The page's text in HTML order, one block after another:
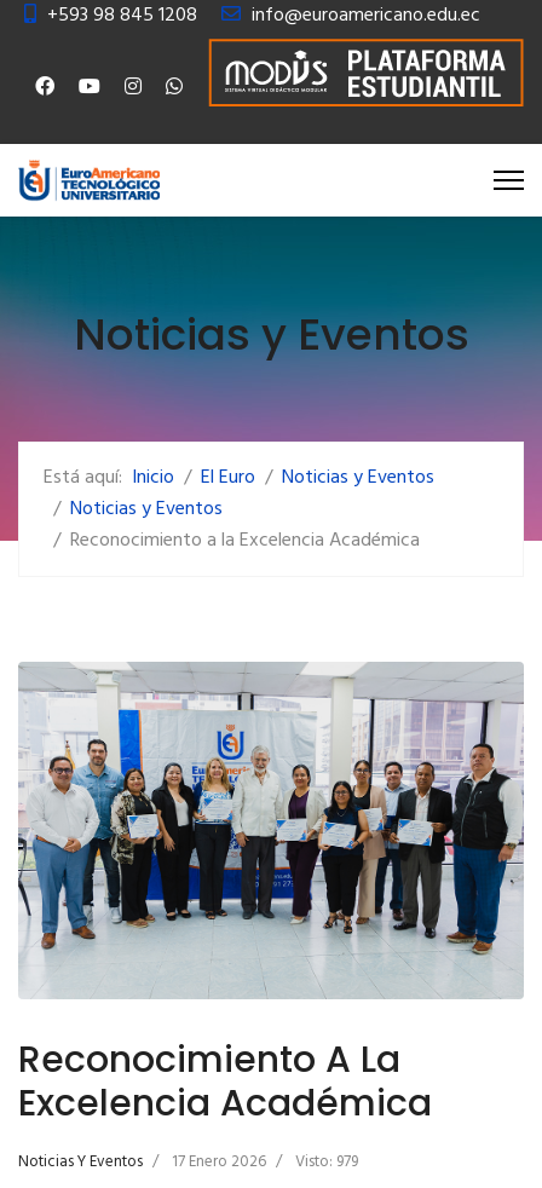
+593 98 845 1208 info@euroamericano.edu.ec
Noticias y Eventos
Está aquí: Inicio El Euro
Noticias y Eventos
Noticias y Eventos
Reconocimiento a la Excelencia Académica
Reconocimiento A La
Excelencia Académica
Noticias Y Eventos 17 Enero 2026 Visto: 979